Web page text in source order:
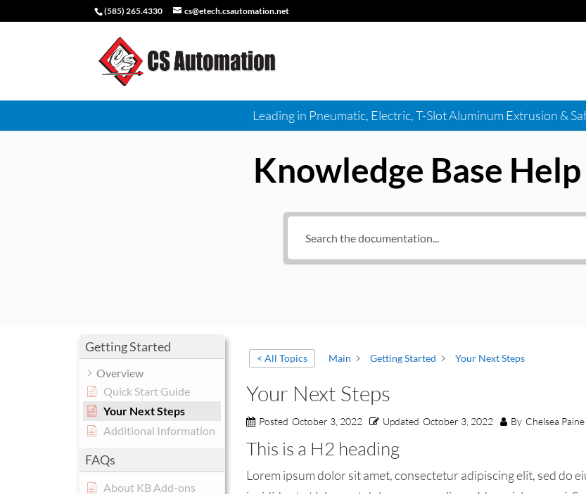
(585) 265.4330 cs@etech.csautomation.net
Leading in Pneumatic, Electric, T-Slot Aluminum Extrusion &
Knowledge Base
Getting Started
Overview
Quick Start Guide
Your Next Steps
Additional Information
FAQs
About KB Add-ons
< All Topics Main Getting Started Your Next Steps
Your Next Steps
Posted October 3, 2022 Updated October 3, 2022 By Chelsea Paine
This is a H2 heading
Lorem ipsum dolor sit amet, consectetur adipiscing elit, sed do